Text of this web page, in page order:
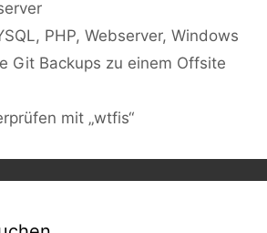
, PHP,Webserver,Windows
Git Backups zu einem Offsite
mit „wtfis“